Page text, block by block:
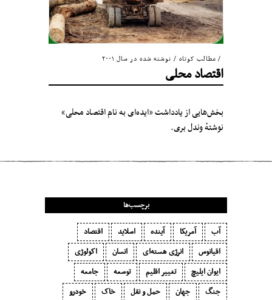
مطالب کوتاه / نوشته شده در سال ۲۰۰۱
اقتصاد محلی
بخش‌هایی از یادداشت «ایده‌ای به نام اقتصاد محلی»
نوشتهٔ وندل بری.
برچسب‌ها
آب آمریکا آینده اسلاید
اقتصاد
اقیانوس
انرژی هسته‌ای انسان
اکولوژی
ایوان ایلیچ
تغییر اقلیم توسعه
جامعه
جنگ
جهان حمل و نقل خاک
خودرو